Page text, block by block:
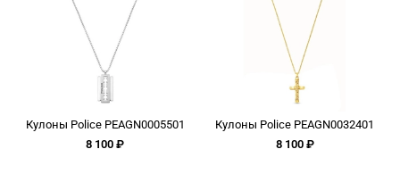
Кулоны Police PEAGN0005501
8 100 ₽
Кулоны Police PEAGN0032401
8 100 ₽